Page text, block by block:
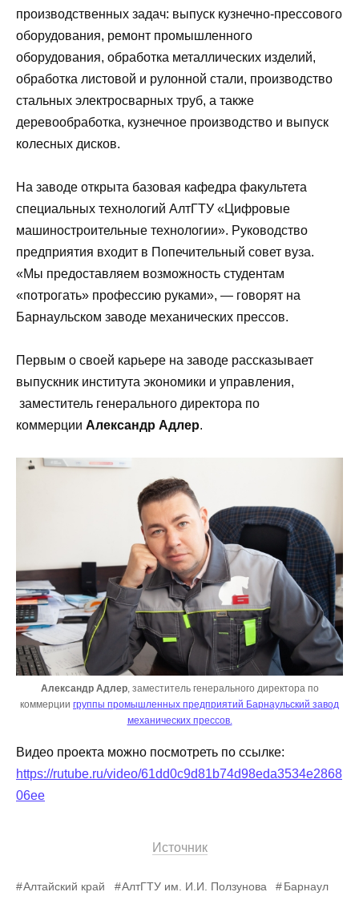
производственных задач: выпуск кузнечно-прессового
оборудования, ремонт промышленного
оборудования, обработка металлических изделий,
обработка листовой и рулонной стали, производство
стальных электросварных труб, а также
деревообработка, кузнечное производство и выпуск
колесных дисков.
На заводе открыта базовая кафедра факультета
специальных технологий АлтГТУ «Цифровые
машиностроительные технологии». Руководство
предприятия входит в Попечительный совет вуза.
«Мы предоставляем возможность студентам
«потрогать» профессию руками», — говорят на
Барнаульском заводе механических прессов.
Первым о своей карьере на заводе рассказывает
выпускник института экономики и управления,
заместитель генерального директора по
коммерции Александр Адлер.
Александр Адлер, заместитель генерального директора по
коммерции группы промышленных предприятий Барнаульский завод
механических прессов.
Видео проекта можно посмотреть по ссылке:
https://rutube.ru/video/61dd0c9d81b74d98eda3534e2868
06ee
Источник
Алтайский край АлтГТУ им. И.И. Ползунова
Барнаул